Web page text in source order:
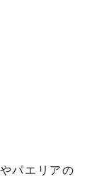
パエリアの